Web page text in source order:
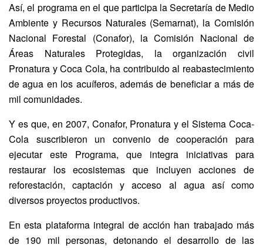
Así, el programa en el que participa la Secretaría de Medio
Ambiente y Recursos Naturales (Semarnat), la Comisión
Nacional Forestal (Conafor), la Comisión Nacional de
Áreas Naturales Protegidas, la organización civil
Pronatura y Coca Cola, ha contribuido al reabastecimiento
de agua en los acuíferos, además de beneficiar a más de
mil comunidades.
Y es que, en 2007, Conafor, Pronatura y el Sistema Coca-
Cola suscribieron un convenio de cooperación para
ejecutar este Programa, que integra iniciativas para
restaurar los ecosistemas que incluyen acciones de
reforestación, captación y acceso al agua así como
diversos proyectos productivos.
En esta plataforma integral de acción han trabajado más
de 190 mil personas, detonando el desarrollo de las